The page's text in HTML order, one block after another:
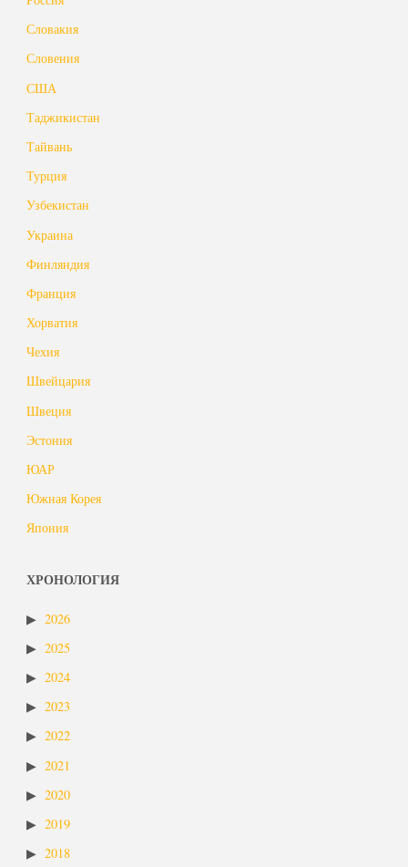
Словакия
Словения
США
Таджикистан
Тайвань
Турция
Узбекистан
Украина
Финляндия
Франция
Хорватия
Чехия
Швейцария
Швеция
Эстония
ЮАР
Южная Корея
Япония
ХРОНОЛОГИЯ
2026
2025
2024
2023
2022
2021
2020
2019
2018